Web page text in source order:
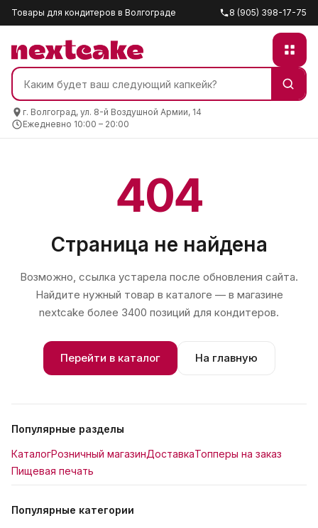
Товары для кондитеров в Волгограде 8 (905) 398-17-75
г. Волгоград, ул. 8-й Воздушной Армии, 14
Ежедневно 10:00 – 20:00
404
Страница не найдена
Возможно, ссылка устарела после обновления сайта.
Найдите нужный товар в каталоге — в магазине
nextcake более 3400 позиций для кондитеров.
Перейти в каталог На главную
Популярные разделы
КаталогРозничный магазинДоставкаТопперы на заказ
Пищевая печать
Популярные категории